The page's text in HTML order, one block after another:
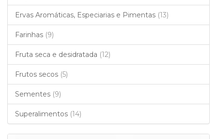
Ervas Aromáticas, Especiarias e Pimentas (13)
Farinhas (9)
Fruta seca e desidratada (12)
Frutos secos (5)
Sementes (9)
Superalimentos (14)